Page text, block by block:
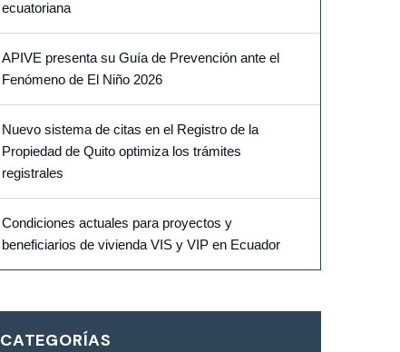
ecuatoriana
APIVE presenta su Guía de Prevención ante el
Fenómeno de El Niño 2026
Nuevo sistema de citas en el Registro de la
Propiedad de Quito optimiza los trámites
registrales
Condiciones actuales para proyectos y
beneficiarios de vivienda VIS y VIP en Ecuador
CATEGORÍAS